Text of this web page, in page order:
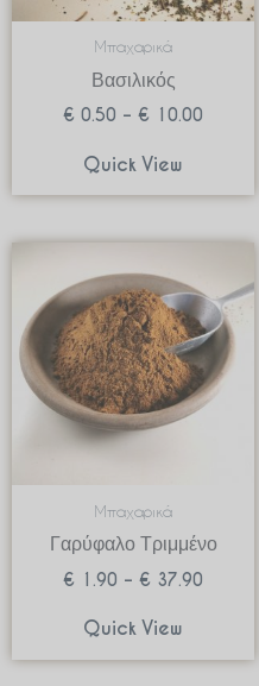
Μπαχαρικά
Βασιλικός
€ 0.50 – € 10.00
Quick View
Μπαχαρικά
Γαρύφαλο Τριμμένο
€ 1.90 – € 37.90
€ 1.90
through
€ 37.90
Quick View